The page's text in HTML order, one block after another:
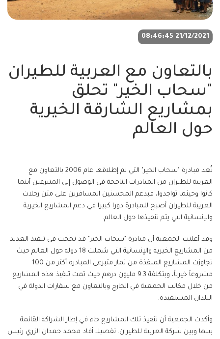
21/12/2021 08:46:45
بالتعاون مع العربية للطيران
"سحاب الخير" تحلق
بمشاريع الشارقة الخيرية
حول العالم
تُعد مبادرة "سحاب الخير" التي تم إطلاقها عام 2006 بالتعاون مع
العربية للطيران من المبادرات الناجحة في الوصول إلى المتبرعين أينما
كانوا وحيثما تواجدوا، فبدعم المحسنين المسافرين على متن رحلات
العربية للطيران أصبح للمبادرة دورا كبيرا في دعم المشاريع الخيرية
والإنسانية التي يتم تنفيذها حول العالم.
وقد أعلنت الجمعية أن مبادرة "سحاب الخير" قد نجحت في تنفيذ العديد
من المشاريع الخيرية والإنسانية التي شملت 18 دولة حول العالم حيث
تجاوزت المشاريع المنفذة من ثمار متبرعي المبادرة أكثر من 100
مشروعاً خيرياً، وبتكلفة 9.3 مليون درهم حيث تمت تنفيذ هذه المشاريع
من خلال مكاتب الجمعية في الخارج وبالتعاون مع سفارات الدولة في
البلدان المستفيدة.
وأكدت الجمعية أن تنفيذ تلك المشاريع جاء في إطار الشراكة القائمة
بينها وبين شركة العربية للطيران. تفصيلا أفاد محمد حمدان الزري رئيس